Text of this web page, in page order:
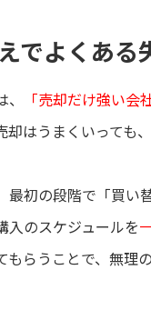
でよくある
「売却だけ強い会
却はうまくいっても
最初の段階で「買い
入のスケジュールを
もらうことで、無理